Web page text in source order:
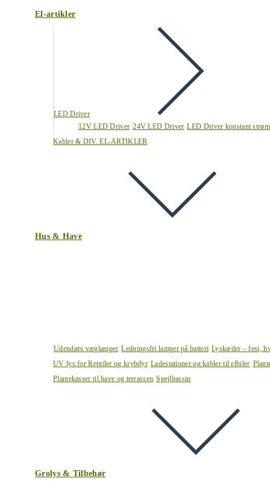
El-artikler
LED Driver
12V LED Driver 24V LED Driver LED Driver konstant strøm
Kabler & DIV. EL-ARTIKLER
Hus & Have
Udendørs væglamper Ledningsfri lamper på batteri Lyskæder – fest,
UV lys for Reptiler og krybdyr Ladestationer og kabler til elbiler
Plantekasser til have og terrassen Spejlbassin
Grolys & Tilbehør